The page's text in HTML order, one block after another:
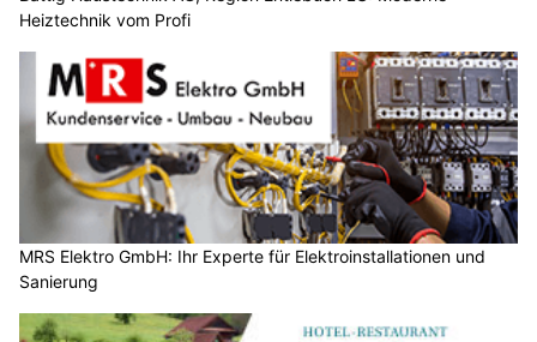
Heiztechnik vom Profi
MRS Elektro GmbH: Ihr Experte für Elektroinstallationen und
Sanierung